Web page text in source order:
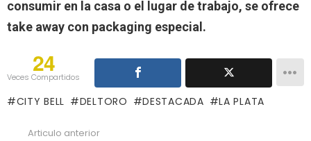
consumir en la casa o el lugar de trabajo, se ofrece
take away con packaging especial.
24
Veces Compartidos
CITY BELL DELTORO DESTACADA LA PLATA
Articulo anterior